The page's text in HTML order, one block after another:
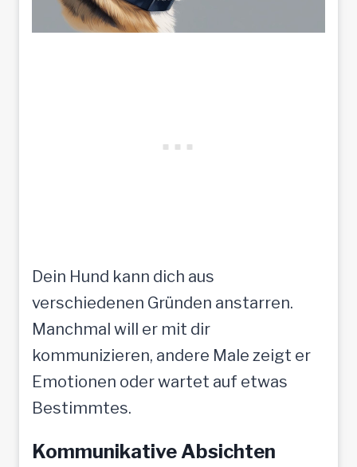
Dein Hund kann dich aus
verschiedenen Gründen anstarren.
Manchmal will er mit dir
kommunizieren, andere Male zeigt er
Emotionen oder wartet auf etwas
Bestimmtes.
Kommunikative Absichten